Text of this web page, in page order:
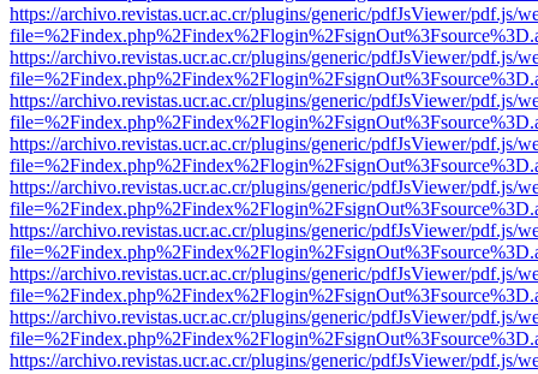
https://archivo.revistas.ucr.ac.cr/plugins/generic/pdfJsViewer/pdf.js/
https://archivo.revistas.ucr.ac.cr/plugins/generic/pdfJsViewer/pdf.js/
https://archivo.revistas.ucr.ac.cr/plugins/generic/pdfJsViewer/pdf.js/
https://archivo.revistas.ucr.ac.cr/plugins/generic/pdfJsViewer/pdf.js/
https://archivo.revistas.ucr.ac.cr/plugins/generic/pdfJsViewer/pdf.js/
https://archivo.revistas.ucr.ac.cr/plugins/generic/pdfJsViewer/pdf.js/
https://archivo.revistas.ucr.ac.cr/plugins/generic/pdfJsViewer/pdf.js/
https://archivo.revistas.ucr.ac.cr/plugins/generic/pdfJsViewer/pdf.js/
https://archivo.revistas.ucr.ac.cr/plugins/generic/pdfJsViewer/pdf.js/